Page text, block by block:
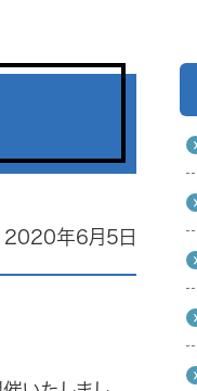
2020年6月5日